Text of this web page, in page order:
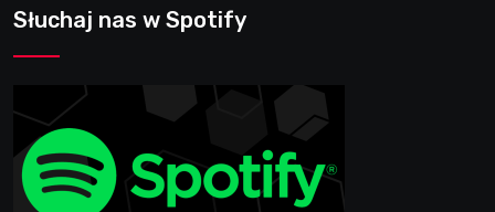
Słuchaj nas w Spotify